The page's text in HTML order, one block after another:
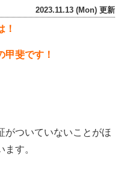
2023.11.13 (Mon) 更新
！
甲斐です！
がついていないことがほ
ます。